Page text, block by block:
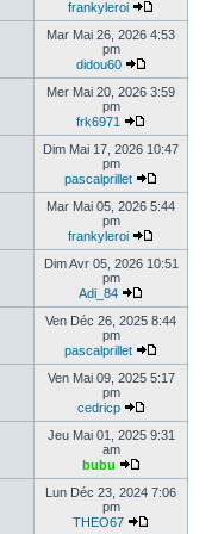
frankyleroi
Mar Mai 26, 2026 4:53
pm
didou60
Mer Mai 20, 2026 3:59
pm
frk6971
Dim Mai 17, 2026 10:47
pm
pascalprillet
Mar Mai 05, 2026 5:44
pm
frankyleroi
Dim Avr 05, 2026 10:51
pm
Adi_84
Ven Déc 26, 2025 8:44
pm
pascalprillet
Ven Mai 09, 2025 5:17
pm
cedricp
Jeu Mai 01, 2025 9:31
am
bubu
Lun Déc 23, 2024 7:06
pm
THEO67